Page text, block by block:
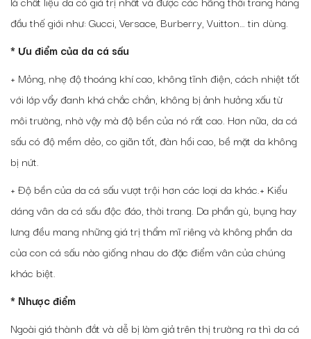
đầu thế giới như: Gucci, Versace, Burberry, Vuitton… tin dùng.
* Ưu điểm của da cá sấu
+ Mỏng, nhẹ độ thoáng khí cao, không tĩnh điện, cách nhiệt tốt
với lớp vẩy đanh khá chắc chắn, không bị ảnh hưởng xấu từ
môi trường, nhờ vậy mà độ bền của nó rất cao. Hơn nữa, da cá
sấu có độ mềm dẻo, co giãn tốt, đàn hồi cao, bề mặt da không
bị nứt.
+ Độ bền của da cá sấu vượt trội hơn các loại da khác. + Kiểu
dáng vân da cá sấu độc đáo, thời trang. Da phần gù, bụng hay
lưng đều mang những giá trị thẩm mĩ riêng và không phần da
của con cá sấu nào giống nhau do đặc điểm vân của chúng
khác biệt.
* Nhược điểm
Ngoài giá thành đắt và dễ bị làm giả trên thị trường ra thì da cá